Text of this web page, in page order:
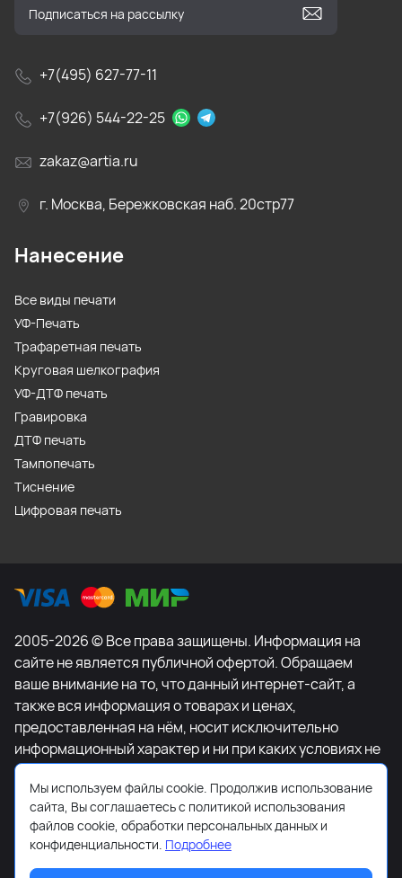
+7(495) 627-77-11
+7(926) 544-22-25
zakaz@artia.ru
г. Москва, Бережковская наб. 20стр77
Нанесение
Все виды печати
УФ-Печать
Трафаретная печать
Круговая шелкография
УФ-ДТФ печать
Гравировка
ДТФ печать
Тампопечать
Тиснение
Цифровая печать
2005-2026 © Все права защищены. Информация на
сайте не является публичной офертой. Обращаем
ваше внимание на то, что данный интернет-сайт, а
также вся информация о товарах и ценах,
предоставленная на нём, носит исключительно
информационный характер и ни при каких условиях не
является публичной офертой, определяемой
положениями Статьи 437 Гражданского кодекса
Российской Федерации. Для получения подробной
информации о наличии и стоимости указанных
товаров и (или) услуг, пожалуйста, обращайтесь к
Мы используем файлы cookie. Продолжив использование
сайта, Вы соглашаетесь с политикой использования
файлов cookie, обработки персональных данных и
конфиденциальности. Подробнее